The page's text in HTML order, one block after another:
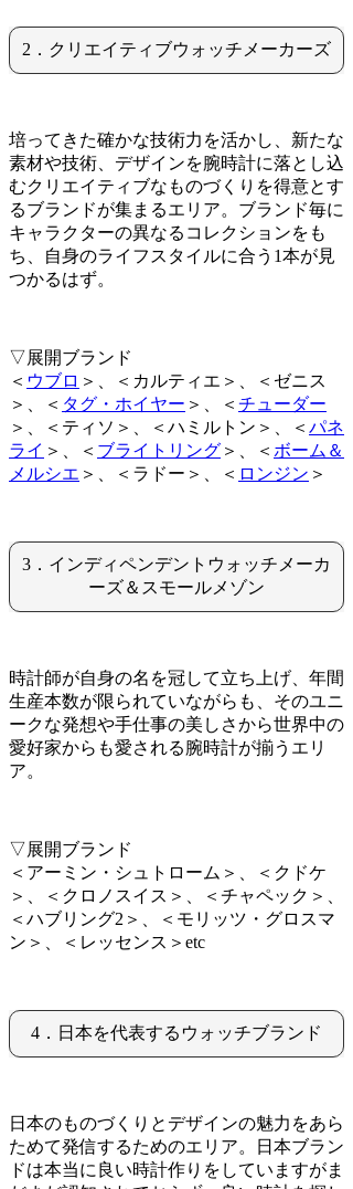
2．クリエイティブウォッチメーカーズ
培ってきた確かな技術力を活かし、新たな
素材や技術、デザインを腕時計に落とし込
むクリエイティブなものづくりを得意とす
るブランドが集まるエリア。ブランド毎に
キャラクターの異なるコレクションをも
ち、自身のライフスタイルに合う1本が見
つかるはず。
▽展開ブランド
＜ ウブロ ＞、＜カルティエ＞、＜ゼニス
＞、＜ タグ・ホイヤー ＞、＜ チューダー
＞、＜ティソ＞、＜ハミルトン＞、＜ パネ
ライ ＞、＜ ブライトリング ＞、＜ ボーム＆
メルシエ ＞、＜ラドー＞、＜ ロンジン ＞
3．インディペンデントウォッチメーカ
ーズ＆スモールメゾン
時計師が自身の名を冠して立ち上げ、年間
生産本数が限られていながらも、そのユニ
ークな発想や手仕事の美しさから世界中の
愛好家からも愛される腕時計が揃うエリ
ア。
▽展開ブランド
＜アーミン・シュトローム＞、＜クドケ
＞、＜クロノスイス＞、＜チャペック＞、
＜ハブリング2＞、＜モリッツ・グロスマ
ン＞、＜レッセンス＞etc
4．日本を代表するウォッチブランド
日本のものづくりとデザインの魅力をあら
ためて発信するためのエリア。日本ブラン
ドは本当に良い時計作りをしていますがま